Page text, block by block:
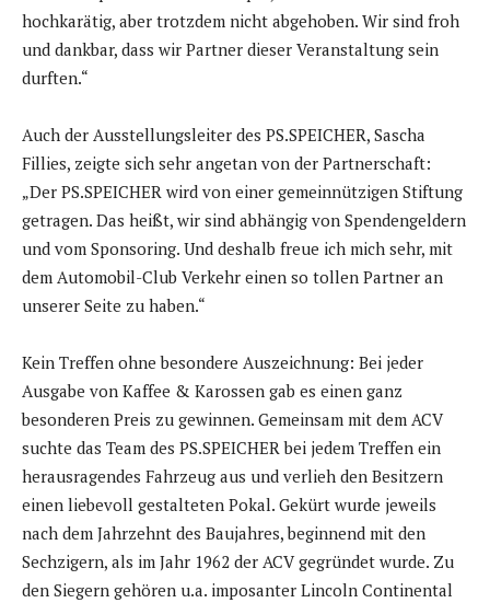
hochkarätig, aber trotzdem nicht abgehoben. Wir sind froh
und dankbar, dass wir Partner dieser Veranstaltung sein
durften.“
Auch der Ausstellungsleiter des PS.SPEICHER, Sascha
Fillies, zeigte sich sehr angetan von der Partnerschaft:
„Der PS.SPEICHER wird von einer gemeinnützigen Stiftung
getragen. Das heißt, wir sind abhängig von Spendengeldern
und vom Sponsoring. Und deshalb freue ich mich sehr, mit
dem Automobil-Club Verkehr einen so tollen Partner an
unserer Seite zu haben.“
Kein Treffen ohne besondere Auszeichnung: Bei jeder
Ausgabe von Kaffee & Karossen gab es einen ganz
besonderen Preis zu gewinnen. Gemeinsam mit dem ACV
suchte das Team des PS.SPEICHER bei jedem Treffen ein
herausragendes Fahrzeug aus und verlieh den Besitzern
einen liebevoll gestalteten Pokal. Gekürt wurde jeweils
nach dem Jahrzehnt des Baujahres, beginnend mit den
Sechzigern, als im Jahr 1962 der ACV gegründet wurde. Zu
den Siegern gehören u.a. imposanter Lincoln Continental